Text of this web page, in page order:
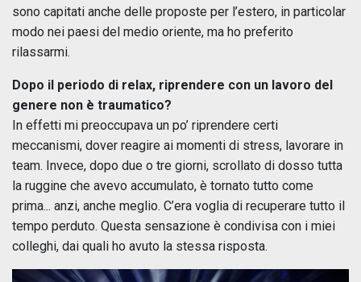
sono capitati anche delle proposte per l’estero, in particolar
modo nei paesi del medio oriente, ma ho preferito
rilassarmi.
Dopo il periodo di relax, riprendere con un lavoro del
genere non è traumatico?
In effetti mi preoccupava un po’ riprendere certi
meccanismi, dover reagire ai momenti di stress, lavorare in
team. Invece, dopo due o tre giorni, scrollato di dosso tutta
la ruggine che avevo accumulato, è tornato tutto come
prima... anzi, anche meglio. C’era voglia di recuperare tutto il
tempo perduto. Questa sensazione è condivisa con i miei
colleghi, dai quali ho avuto la stessa risposta.